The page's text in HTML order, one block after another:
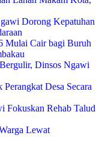
Dorong Kepatuhan
Mulai Cair bagi Buruh
Dinsos Ngawi
Desa Secara
Fokuskan Rehab Talud
Lewat